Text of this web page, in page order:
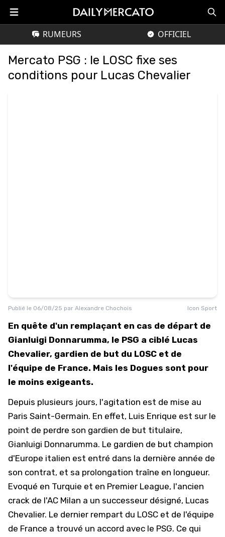
RUMEURS OFFICIEL
Mercato PSG : le LOSC fixe ses
conditions pour Lucas Chevalier
Publié le 06/08/25 par Alexandre Chochois Icon Sport
En quête d'un remplaçant en cas de départ de
Gianluigi Donnarumma, le PSG a ciblé Lucas
Chevalier, gardien de but du LOSC et de
l'équipe de France. Mais les Dogues sont pour
le moins exigeants.
Depuis plusieurs jours, l'agitation est de mise au
Paris Saint-Germain. En effet, Luis Enrique est sur le
point de perdre son gardien de but titulaire,
Gianluigi Donnarumma. Le gardien de but champion
d'Europe italien est entré dans la dernière année de
son contrat, et sa prolongation traîne en longueur.
Evoqué en Turquie et en Premier League, l'ancien
crack de l'AC Milan a un successeur désigné, Lucas
Chevalier. Le dernier rempart du LOSC et de l'équipe
de France a trouvé un accord avec le PSG. Ce qui